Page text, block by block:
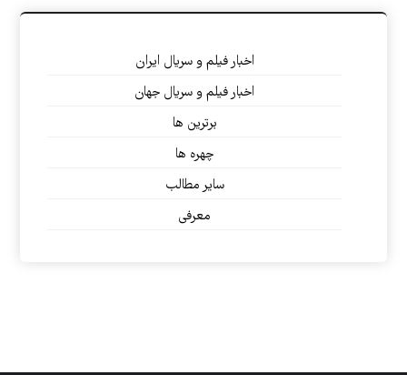
اخبار فیلم و سریال ایران
اخبار فیلم و سریال جهان
برترین ها
چهره ها
سایر مطالب
معرفی